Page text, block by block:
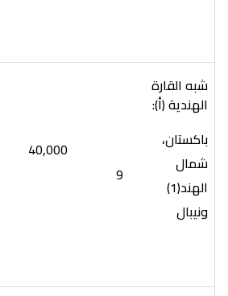
شبه القارة
الهندية (أ):
باكستان،
شمال
الهند(1)
ونيبال
9
40,000